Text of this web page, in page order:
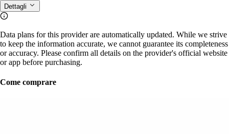
Dettagli
Data plans for this provider are automatically updated. While we strive
to keep the information accurate, we cannot guarantee its completeness
or accuracy. Please confirm all details on the provider's official website
or app before purchasing.
Come comprare